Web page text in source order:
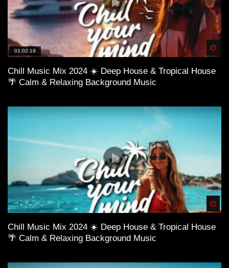
01:02:19
Chill Music Mix 2024 ☀️ Deep House & Tropical House
🌴 Calm & Relaxing Background Music
Chill Music Mix 2024 ☀️ Deep House & Tropical House
🌴 Calm & Relaxing Background Music